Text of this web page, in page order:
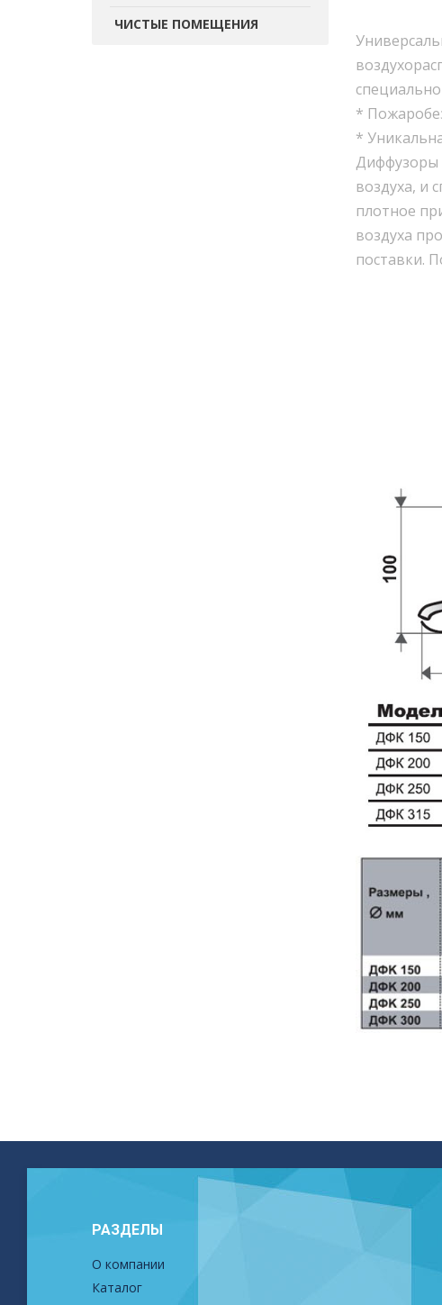
*
*
Диффузоры
воздуха, и
плотное
воздуха
поставки.
ЧИСТЫЕ ПОМЕЩЕНИЯ
РАЗДЕЛЫ
О компании
Каталог